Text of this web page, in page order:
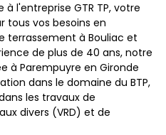
l'entreprise GTR TP, votre
tous vos besoins en
terrassement à Bouliac et
de plus de 40 ans, notre
à Parempuyre en Gironde
dans le domaine du BTP,
les travaux de
divers (VRD) et de